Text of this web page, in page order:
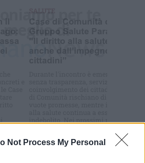
Not Process My Personal
per te
meglio di